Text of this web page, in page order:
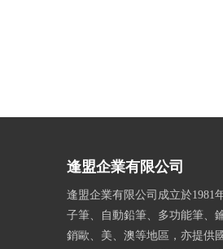
逢盟企業有限公司
逢盟企業有限公司成立於1981
子筆、自動鉛筆、多功能筆、
銷歐、美、澳等地區，亦提供